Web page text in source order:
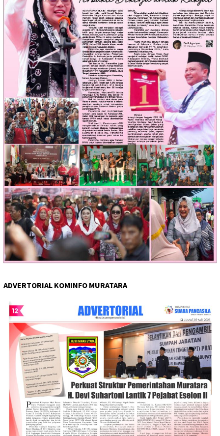
ADVERTORIAL KOMINFO MURATARA